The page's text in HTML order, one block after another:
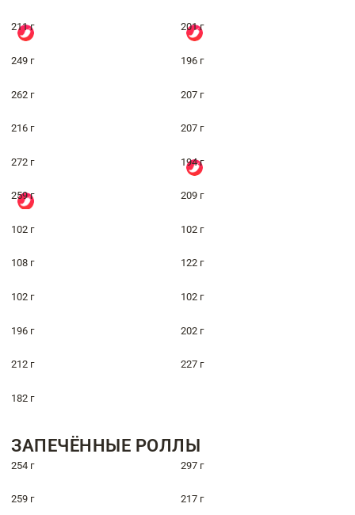
211 г 201 г
249 г 196 г
262 г 207 г
216 г 207 г
272 г 194 г
259 г 209 г
102 г 102 г
108 г 122 г
102 г 102 г
196 г 202 г
212 г 227 г
182 г
ЗАПЕЧЁННЫЕ РОЛЛЫ
254 г 297 г
259 г 217 г